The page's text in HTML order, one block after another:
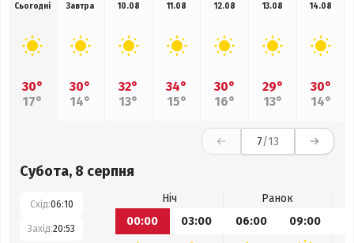
Сьогодні
30°
17°
Завтра
30°
14°
10.08
32°
13°
11.08
34°
15°
12.08
30°
16°
13.08
29°
13°
14.08
30°
14°
7/13
Субота, 8 серпня
Схід:06:10
Захід:20:53
Ніч
Ранок
00:00
03:00 06:00 09:00